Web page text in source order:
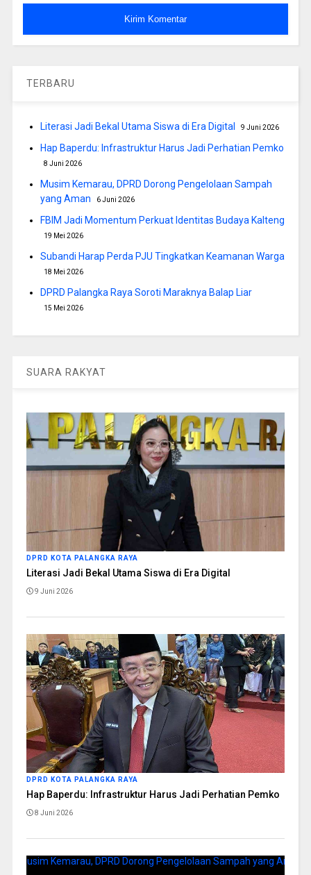
TERBARU
Literasi Jadi Bekal Utama Siswa di Era Digital 9 Juni 2026
Hap Baperdu: Infrastruktur Harus Jadi Perhatian Pemko
8 Juni 2026
Musim Kemarau, DPRD Dorong Pengelolaan Sampah
yang Aman
6 Juni 2026
FBIM Jadi Momentum Perkuat Identitas Budaya Kalteng
19 Mei 2026
Subandi Harap Perda PJU Tingkatkan Keamanan Warga
18 Mei 2026
DPRD Palangka Raya Soroti Maraknya Balap Liar
15 Mei 2026
SUARA RAKYAT
DPRD KOTA PALANGKA RAYA
Literasi Jadi Bekal Utama Siswa di Era Digital
9 Juni 2026
DPRD KOTA PALANGKA RAYA
Hap Baperdu: Infrastruktur Harus Jadi Perhatian Pemko
8 Juni 2026